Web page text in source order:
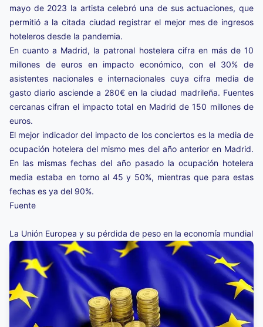
mayo de 2023 la artista celebró una de sus actuaciones, que
permitió a la citada ciudad registrar el mejor mes de ingresos
hoteleros desde la pandemia.
En cuanto a Madrid, la patronal hostelera cifra en más de 10
millones de euros en impacto económico, con el 30% de
asistentes nacionales e internacionales cuya cifra media de
gasto diario asciende a 280€ en la ciudad madrileña. Fuentes
cercanas cifran el impacto total en Madrid de 150 millones de
euros.
El mejor indicador del impacto de los conciertos es la media de
ocupación hotelera del mismo mes del año anterior en Madrid.
En las mismas fechas del año pasado la ocupación hotelera
media estaba en torno al 45 y 50%, mientras que para estas
fechas es ya del 90%.
Fuente
La Unión Europea y su pérdida de peso en la economía mundial